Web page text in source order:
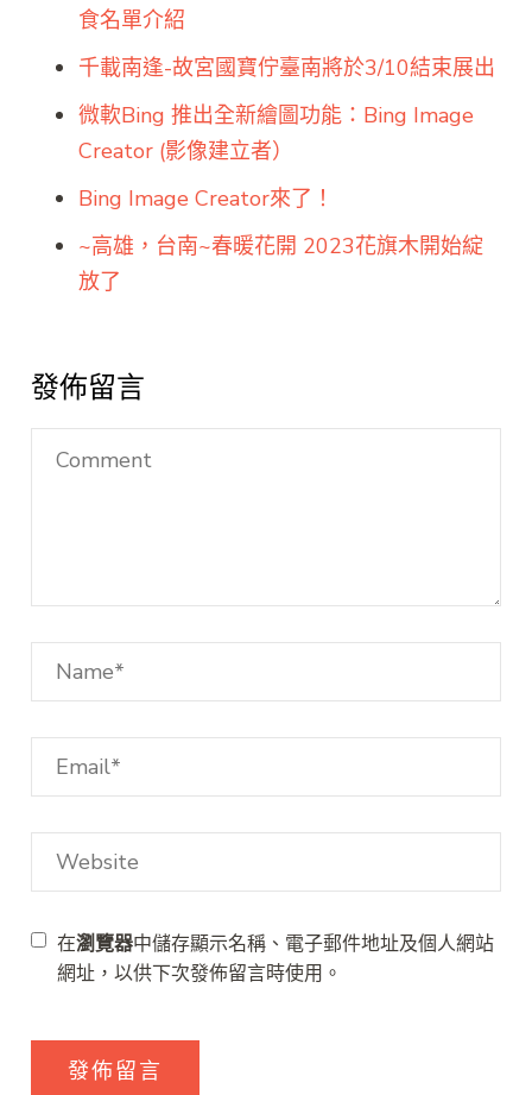
食名單介紹
千載南逢-故宮國寶佇臺南將於3/10結束展出
微軟Bing 推出全新繪圖功能：Bing Image
Creator (影像建立者）
Bing Image Creator來了！
~高雄，台南~春暖花開 2023花旗木開始綻
放了
發佈留言
在瀏覽器中儲存顯示名稱、電子郵件地址及個人網站
網址，以供下次發佈留言時使用。